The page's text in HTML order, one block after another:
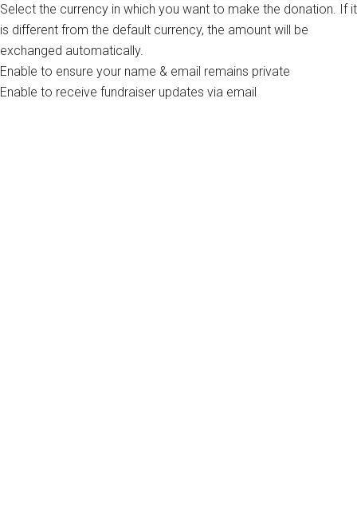
Select the currency in which you want to make the donation. If it
is different from the default currency, the amount will be
exchanged automatically.
Enable to ensure your name & email remains private
Enable to receive fundraiser updates via email